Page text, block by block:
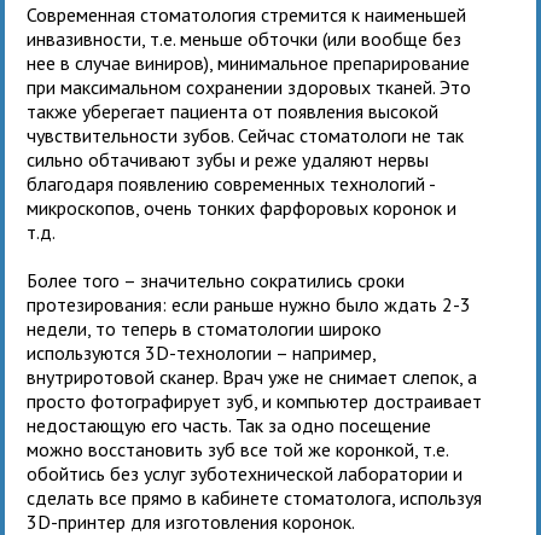
Современная стоматология стремится к наименьшей
инвазивности, т.е. меньше обточки (или вообще без
нее в случае виниров), минимальное препарирование
при максимальном сохранении здоровых тканей. Это
также уберегает пациента от появления высокой
чувствительности зубов. Сейчас стоматологи не так
сильно обтачивают зубы и реже удаляют нервы
благодаря появлению современных технологий -
микроскопов, очень тонких фарфоровых коронок и
т.д.
Более того – значительно сократились сроки
протезирования: если раньше нужно было ждать 2-3
недели, то теперь в стоматологии широко
используются 3D-технологии – например,
внутриротовой сканер. Врач уже не снимает слепок, а
просто фотографирует зуб, и компьютер достраивает
недостающую его часть. Так за одно посещение
можно восстановить зуб все той же коронкой, т.е.
обойтись без услуг зуботехнической лаборатории и
сделать все прямо в кабинете стоматолога, используя
3D-принтер для изготовления коронок.